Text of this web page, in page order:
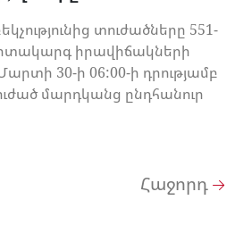
տուժածները 551-
իրավիճակների
30-ի 06:00-ի դրությամբ
մարդկանց ընդհանուր
Հաջորդ